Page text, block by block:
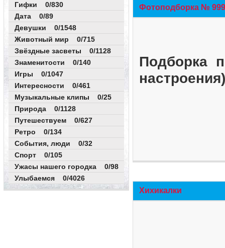
Гифки 0/830
Дата 0/89
Девушки 0/1548
Животный мир 0/715
Звёздные засветы 0/1128
Знаменитости 0/140
Игры 0/1047
Интересности 0/461
Музыкальные клипы 0/25
Природа 0/1128
Путешествуем 0/627
Ретро 0/134
События, люди 0/32
Спорт 0/105
Ужасы нашего городка 0/98
Улыбаемся 0/4026
Фотоподборка №
Подборка
Хихикалки